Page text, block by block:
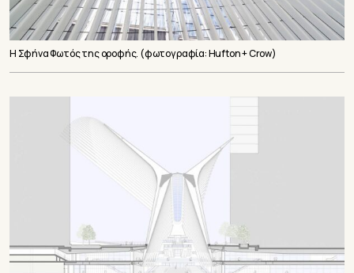
Η Σφήνα Φωτός της οροφής. (φωτογραφία: Hufton + Crow)